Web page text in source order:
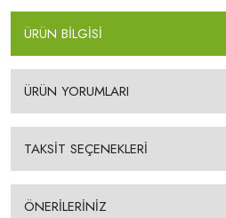
ÜRÜN BİLGİSİ
ÜRÜN YORUMLARI
TAKSİT SEÇENEKLERİ
ÖNERİLERİNİZ